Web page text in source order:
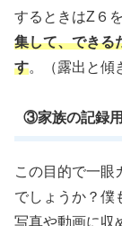
するときはZ６
集して、できる
す。（露出と傾
③家族の記録
この目的で一眼
でしょうか？僕
写真や動画に収